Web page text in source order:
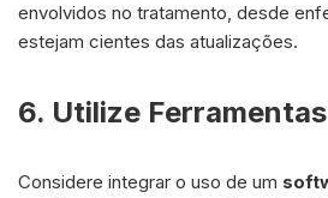
envolvidos no tratamento, desde
estejam cientes das atualizações.
6. Utilize
Considere integrar o uso de um